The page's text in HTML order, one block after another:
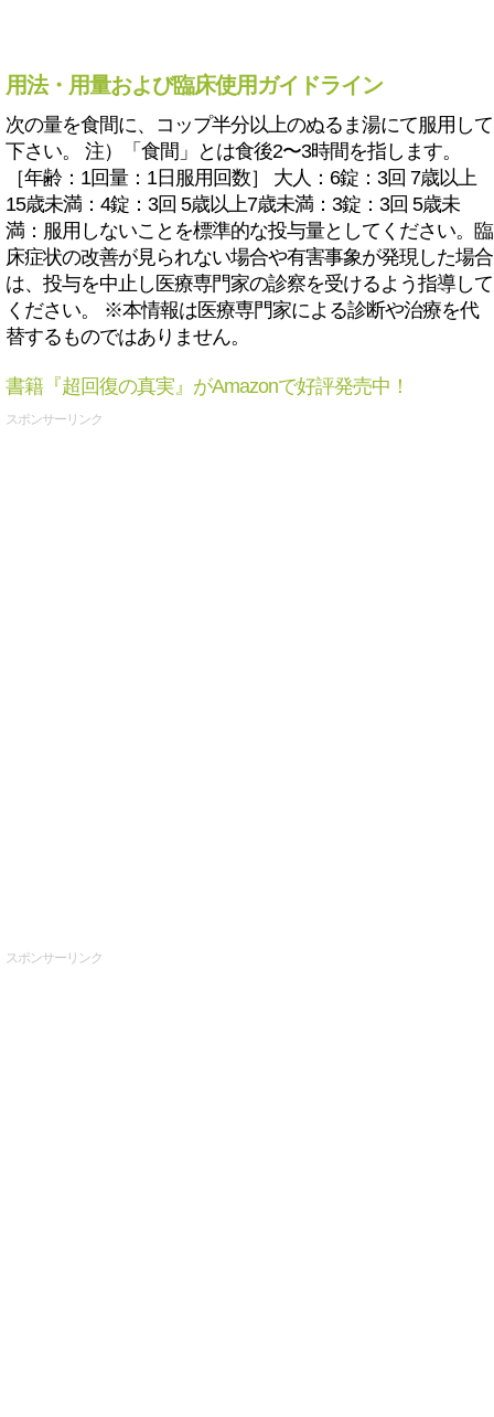
用法・用量および臨床使用ガイドライン
次の量を食間に、コップ半分以上のぬるま湯にて服用して
下さい。 注）「食間」とは食後2〜3時間を指します。
［年齢：1回量：1日服用回数］ 大人：6錠：3回 7歳以上
15歳未満：4錠：3回 5歳以上7歳未満：3錠：3回 5歳未
満：服用しないことを標準的な投与量としてください。臨
床症状の改善が見られない場合や有害事象が発現した場合
は、投与を中止し医療専門家の診察を受けるよう指導して
ください。 ※本情報は医療専門家による診断や治療を代
替するものではありません。
書籍『超回復の真実』がAmazonで好評発売中！
スポンサーリンク
スポンサーリンク